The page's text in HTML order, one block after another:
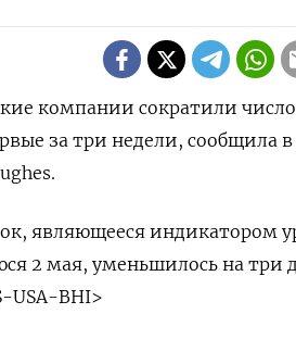
компании сократили число
за три недели, сообщила в
являющееся индикатором
2 мая, уменьшилось на три
USA-BHI>